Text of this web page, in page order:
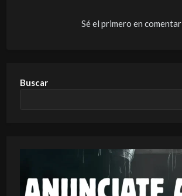
Sé el primero en comentar
Buscar